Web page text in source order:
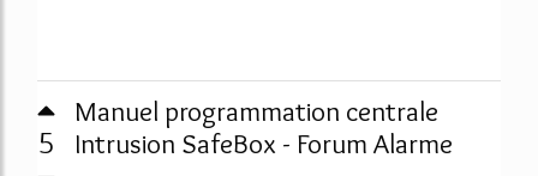
5
Manuel programmation centrale
Intrusion SafeBox - Forum Alarme